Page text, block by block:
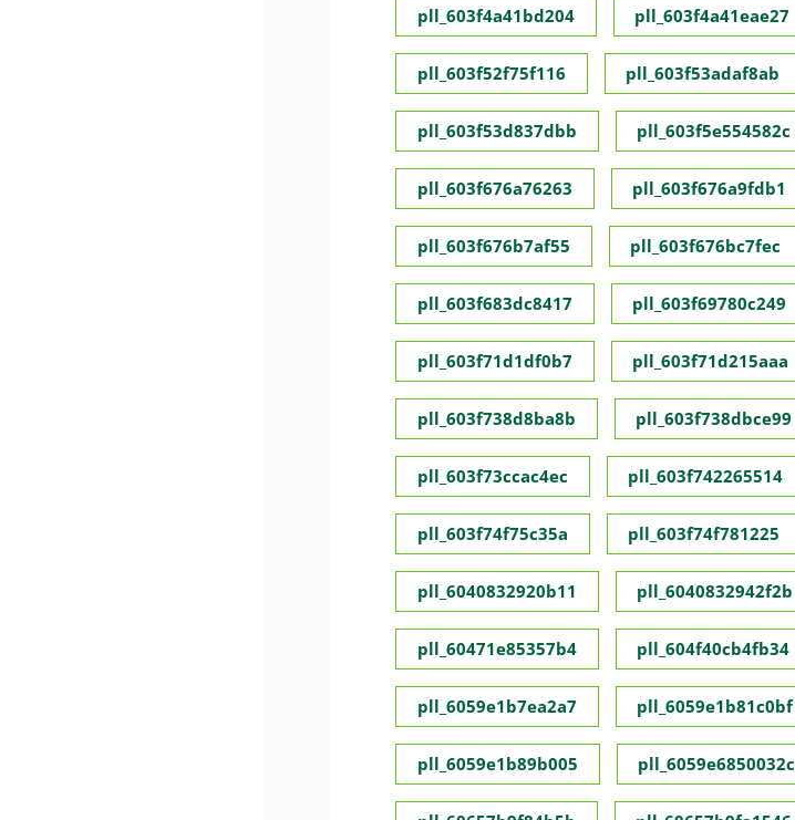
pll_603f4a41bd204 pll_603f4a41eae27
pll_603f52f75f116 pll_603f53adaf8ab
pll_603f53d837dbb pll_603f5e554582c
pll_603f676a76263 pll_603f676a9fdb1
pll_603f676b7af55 pll_603f676bc7fec
pll_603f683dc8417 pll_603f69780c249
pll_603f71d1df0b7 pll_603f71d215aaa
pll_603f738d8ba8b pll_603f738dbce99
pll_603f73ccac4ec pll_603f742265514
pll_603f74f75c35a pll_603f74f781225
pll_6040832920b11 pll_6040832942f2b
pll_60471e85357b4 pll_604f40cb4fb34
pll_6059e1b7ea2a7 pll_6059e1b81c0bf
pll_6059e1b89b005 pll_6059e6850032c